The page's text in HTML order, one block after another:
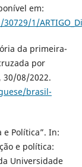
em:
1/
da primeira-
por
30/08/2022.
brasil-
e Política”. In:
e política:
Universidade